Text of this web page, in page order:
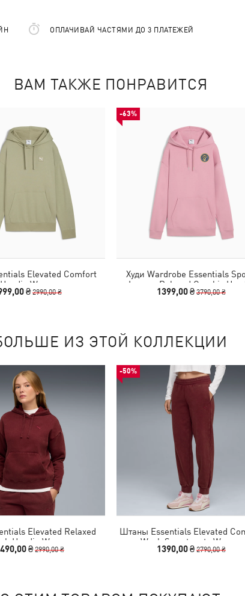
ОПЛАЧИВАЙ ЧАСТЯМИ ДО 3 ПЛАТЕЖЕЙ
ВАМ ТАКЖЕ ПОНРАВИТСЯ
Elevated Comfort
Hoodie Women
₴2990,00 ₴
-63%
Худи Wardrobe Essentials
Legacy Relaxed Graphic
Women
1399,00 ₴3790,00 ₴
ИЗ ЭТОЙ КОЛЛЕКЦИИ
Elevated Relaxed
Hoodie Women
₴2990,00 ₴
-50%
Штаны Essentials Elevated
Wash Sweatpants Women
1390,00 ₴2790,00 ₴